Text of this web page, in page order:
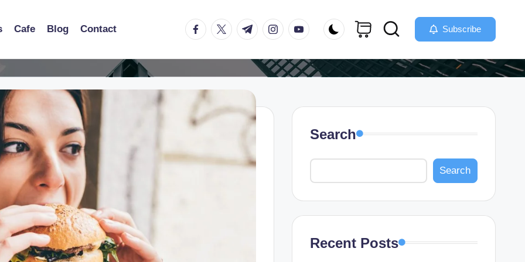
Cafe Blog Contact facebook.com
twitter.com
t.me instagram.com
youtube.com Subscribe
Search
Search
Recent Posts